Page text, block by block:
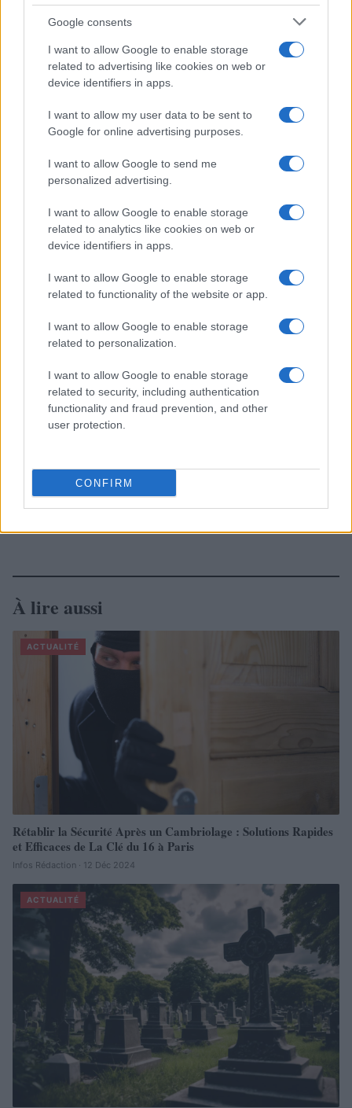
Google consents
I want to allow Google to enable storage
related to advertising like cookies on web or
device identifiers in apps.
I want to allow my user data to be sent to
Google for online advertising purposes.
I want to allow Google to send me
personalized advertising.
I want to allow Google to enable storage
related to analytics like cookies on web or
device identifiers in apps.
I want to allow Google to enable storage
related to functionality of the website or app.
I want to allow Google to enable storage
related to personalization.
I want to allow Google to enable storage
related to security, including authentication
functionality and fraud prevention, and other
user protection.
CONFIRM
charge par l’Etat. Cette particularité, qui va à l’encontre
du principe même de la laïcité, n’a cependant jamais été
modifiée. Sept des douze collectivités ultramarines sont
également exemptées de l’application de la loi de 1905.
Il reste encore 55.82% de cet article à lire. Le reste est
réservé aux abonnés.
AUTEUR
À lire aussi
ACTUALITÉ
Rétablir la Sécurité Après un Cambriolage : Solutions Rapides
et Efficaces de La Clé du 16 à Paris
Infos Rédaction · 12 Déc 2024
ACTUALITÉ